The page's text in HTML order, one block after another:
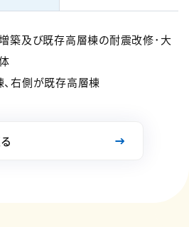
築及び既存高層棟の耐震改修･大
右側が既存高層棟